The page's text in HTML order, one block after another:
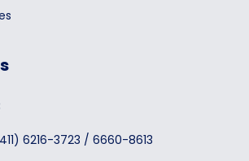
6216-3723 / 6660-8613